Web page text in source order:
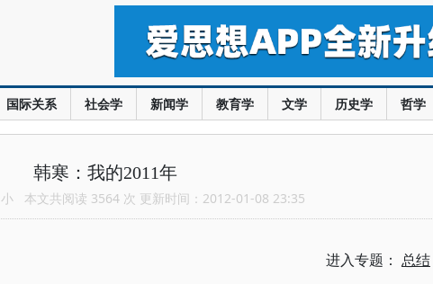
国际关系 社会学 新闻学 教育学 文学 历史学 哲学
韩寒：我的2011年
小 本文共阅读 3564 次 更新时间：2012-01-08 23:35
进入专题： 总结